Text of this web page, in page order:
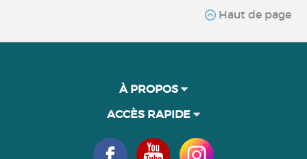
Haut de page
À PROPOS
ACCÈS RAPIDE